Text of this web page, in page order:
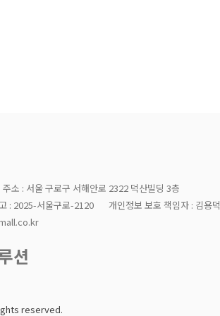
주소 : 서울 구로구 서해안로 2322 덕산빌딩 3층
: 2025-서울구로-2120 개인정보 보호 책임자 : 김용덕
션
reserved.